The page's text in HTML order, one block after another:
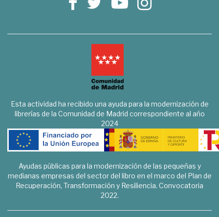
Esta actividad ha recibido una ayuda para la modernización de
librerías de la Comunidad de Madrid correspondiente al año
2024
Ayudas públicas para la modernización de las pequeñas y
medianas empresas del sector del libro en el marco del Plan de
Recuperación, Transformación y Resiliencia. Convocatoria
2022.